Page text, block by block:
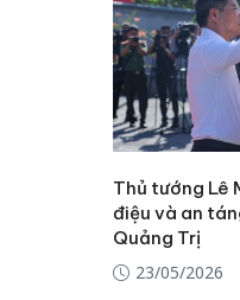
Thủ tướng Lê
điệu và an
Quảng Trị
23/05/2026